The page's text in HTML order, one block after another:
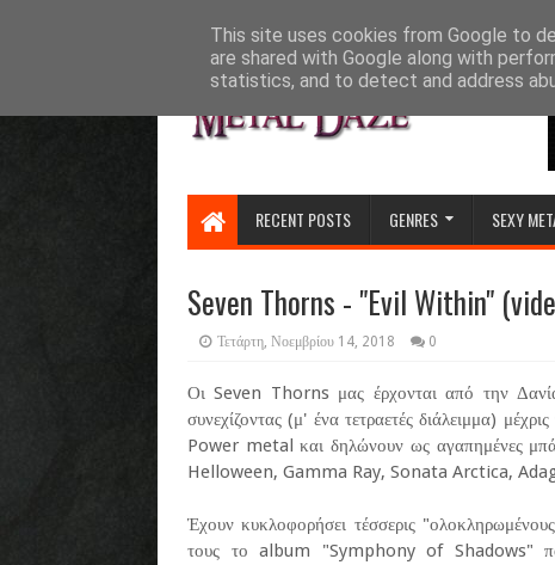
RECENT POSTS GENRES SEXY
Seven Thorns - "Evil Within"
Τετάρτη, Νοεμβρίου 14, 2018 0
Οι Seven Thorns μας έρχονται από την
συνεχίζοντας (μ' ένα τετραετές διάλειμμα)
Power metal και δηλώνουν ως αγαπημένες
Helloween, Gamma Ray, Sonata Arctica,
Έχουν κυκλοφορήσει τέσσερις
τους το album "Symphony of Shadows"
This site uses cookies from Google to
are shared with Google along with
statistics, and to detect and address